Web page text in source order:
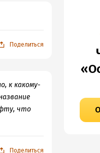
Поделиться
к какому-
что
Поделиться